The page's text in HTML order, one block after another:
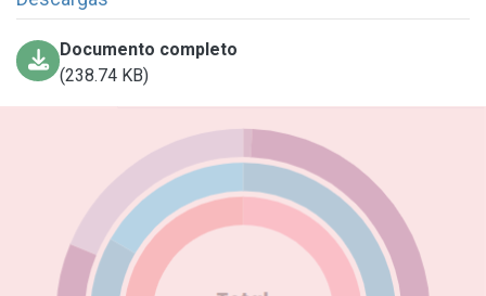
Documento completo
(238.74 KB)